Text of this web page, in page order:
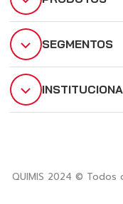
SEGMENTOS
QUIMIS 2024 © Todos